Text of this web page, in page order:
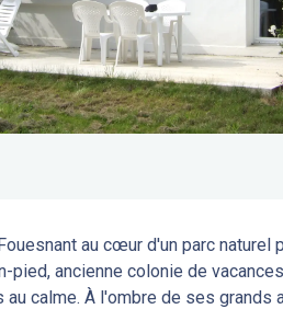
au cœur d'un parc
pied, ancienne colonie de
calme. À l'ombre de ses grands